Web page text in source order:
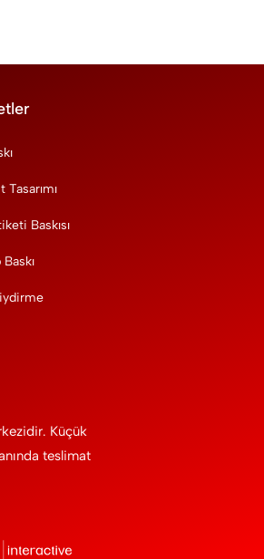
Tasarımı
Baskısı
Küçük
teslimat